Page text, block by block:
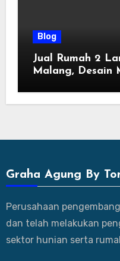
Blog
Jual Rumah 2
Malang, Desain
Graha Agung By
Perusahaan
dan telah melakukan
sektor hunian serta